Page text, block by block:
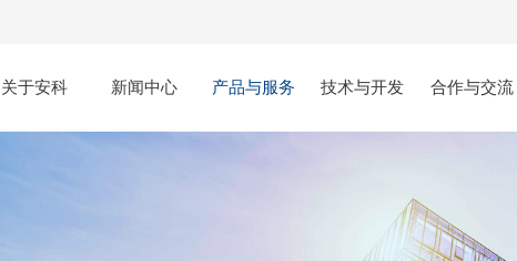
关于安科 新闻中心 产品与服务 技术与开发 合作与交流